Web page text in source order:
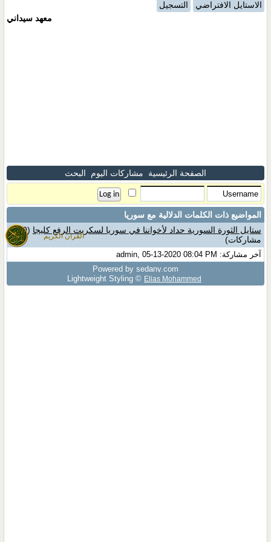
القران الكريم
الاستايل الافتراضي
التسجيل
معهد سيداني
الصفحة الرئيسية مشاركات اليوم البحث
المواضيع ذات الكلمات الدلالية مع سوريا
ستايل الثورة السورية حداد لأخواننا في سوريا لسكربت الرفع كليجا
(0
مشاركات)
آخر مشاركة: admin, 05-13-2020 08:04 PM
Powered by sedany.com
Lightweight Styling © Elias Mohammed